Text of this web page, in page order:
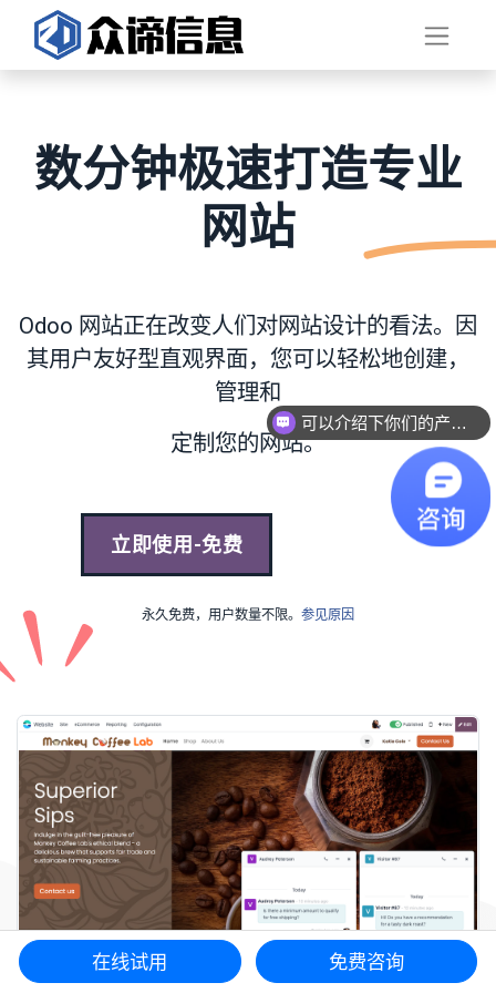
数分钟极速打造专业
网站
Odoo 网站正在改变人们对网站设计的看法。因
其用户友好型直观界面，您可以轻松地创建，
管理和
定制您的网站。
立即使用-免费
永久免费，用户数量不限。 参见原因
可以介绍下你们的产品么？
在线试用 免费咨询